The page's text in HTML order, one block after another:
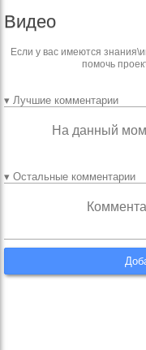
Видео
Если у вас имеются
помочь
▾ Лучшие комментарии
На данный
▾ Остальные комментарии